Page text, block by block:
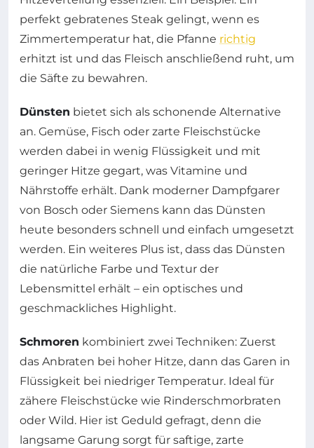
perfekt gebratenes Steak gelingt, wenn es
Zimmertemperatur hat, die Pfanne richtig
erhitzt ist und das Fleisch anschließend ruht, um
die Säfte zu bewahren.
Dünsten bietet sich als schonende Alternative
an. Gemüse, Fisch oder zarte Fleischstücke
werden dabei in wenig Flüssigkeit und mit
geringer Hitze gegart, was Vitamine und
Nährstoffe erhält. Dank moderner Dampfgarer
von Bosch oder Siemens kann das Dünsten
heute besonders schnell und einfach umgesetzt
werden. Ein weiteres Plus ist, dass das Dünsten
die natürliche Farbe und Textur der
Lebensmittel erhält – ein optisches und
geschmackliches Highlight.
Schmoren kombiniert zwei Techniken: Zuerst
das Anbraten bei hoher Hitze, dann das Garen in
Flüssigkeit bei niedriger Temperatur. Ideal für
zähere Fleischstücke wie Rinderschmorbraten
oder Wild. Hier ist Geduld gefragt, denn die
langsame Garung sorgt für saftige, zarte